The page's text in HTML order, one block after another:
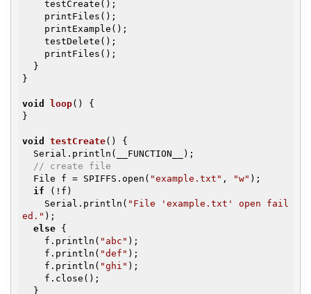
}
void loop()
{
}
void testCreate()
{
// create file
  File f = SPIFFS.open(
"example.txt" , "w" );
if (!f)
    Serial.println(
"File 'example.txt' open fail
ed." );
else {
    f.println(
"abc" );
    f.println(
"def" );
    f.println(
"ghi" );